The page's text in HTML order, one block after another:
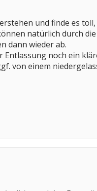
und finde es
natürlich durch
dann wieder ab.
Entlassung noch ein
von einem